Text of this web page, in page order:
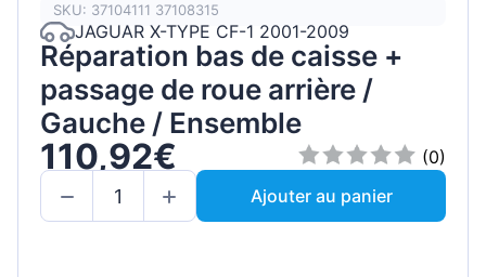
SKU: 37104111 37108315
JAGUAR X-TYPE CF-1 2001-2009
Réparation bas de caisse +
passage de roue arrière /
Gauche / Ensemble
110,92€
(0)
Ajouter au panier